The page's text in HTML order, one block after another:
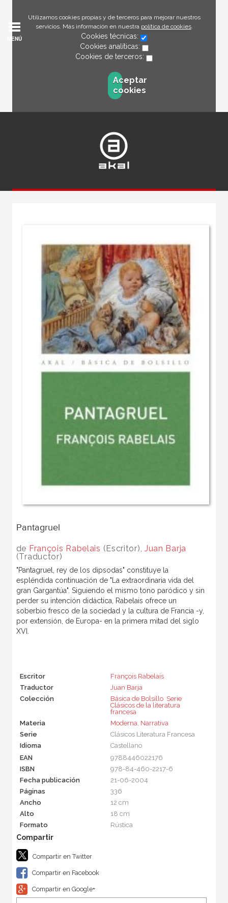
Utilizamos cookies propias y de terceros para mejorar nuestros
servicios. Más información en nuestra política de cookies.
Cookies técnicas:
Cookies analíticas:
Cookies de terceros:
Aceptar
cookies
MENÚ
Pantagruel
de François Rabelais (Escritor), Juan Barja
(Traductor)
"Pantagruel, rey de los dipsodas" constituye la
espléndida continuación de "La extraordinaria vida del
gran Gargantúa". Siguiendo el mismo tono paródico y sin
perder su intención didáctica, Rabelais ofrece un
soberbio fresco de la sociedad y la cultura de Francia -y,
por extensión, de Europa- en la primera mitad del siglo
XVI.
Escritor
François Rabelais
Traductor
Juan Barja
Colección
Básica de Bolsillo  Serie
Clásicos de la literatura
francesa
Materia
Moderna Narrativa
Serie
Clásicos Literatura Francesa
Idioma
Castellano
EAN
9788446022176
ISBN
978-84-460-2217-6
Fecha publicación
21-06-2004
Páginas
336
Ancho
12 cm
Alto
18 cm
Formato
Rústica
Compartir en Twitter
Compartir en Facebook
Compartir en Google+